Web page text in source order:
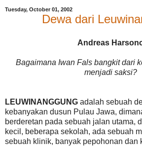
Tuesday, October 01, 2002
Dewa dari
Andreas
Bagaimana Iwan Fals bangkit dari
menjadi saksi?
LEUWINANGGUNG adalah sebuah
kebanyakan dusun Pulau Jawa,
berderetan pada sebuah jalan utama,
kecil, beberapa sekolah, ada sebuah
sebuah klinik, banyak pepohonan dan